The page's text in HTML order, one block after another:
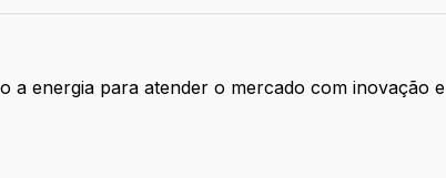
a energia para atender o mercado com inovação e